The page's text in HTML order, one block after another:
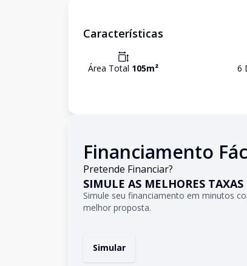
Características
Área Total 105m² 6
Financiamento
Pretende Financiar?
SIMULE AS MELHORES
Simule seu financiamento em minutos
melhor proposta.
Simular